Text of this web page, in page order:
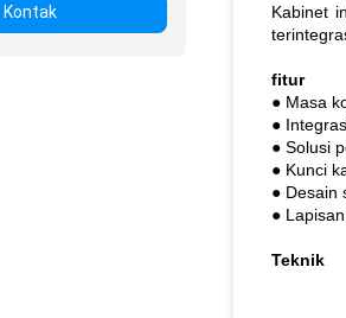
Kontak
Kabinet
fitur
● Masa
●
● Solusi
● Kunci
● Desain
●
Teknik